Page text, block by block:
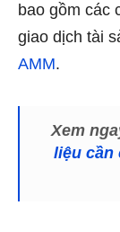
bao gồm các
giao dịch tài
AMM.
Xem
liệu cần